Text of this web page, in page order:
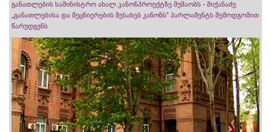
განათლების სამინისტრო ახალ კანონპროექტზე მუშაობს - მიქანაძე
„განათლებისა და მეცნიერების შესახებ კანონს“ პარლამენტს შემოდგომით
წარუდგენს